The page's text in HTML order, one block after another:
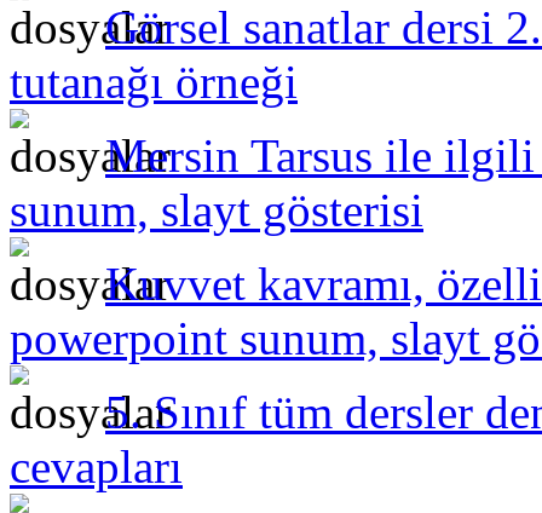
Görsel sanatlar dersi
tutanağı örneği
Mersin Tarsus ile
sunum, slayt gösterisi
Kuvvet kavramı,
powerpoint sunum, slayt
5. Sınıf tüm dersler
cevapları